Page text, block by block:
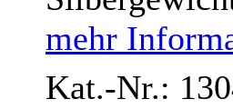
mehr
Kat.-Nr.: